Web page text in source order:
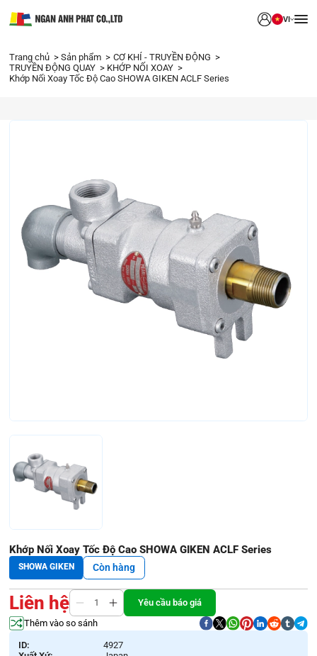
VI
Trang chủ Sản phẩm
CƠ KHÍ - TRUYỀN ĐỘNG
TRUYỀN ĐỘNG QUAY
KHỚP NỐI XOAY
Khớp Nối Xoay Tốc Độ Cao SHOWA GIKEN ACLF Series
Khớp Nối Xoay Tốc Độ Cao SHOWA GIKEN ACLF Series
SHOWA GIKEN Còn hàng
Liên hệ
Yêu cầu báo giá
Thêm vào so sánh
ID:
4927